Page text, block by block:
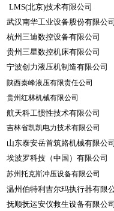
LMS(北京)技术有限公司
武汉南华工业设备股份有限公司
杭州三迪数控设备有限公司
贵州三星数控机床有限公司
宁波创力液压机制造有限公司
陕西秦峰液压有限责任公司
贵州红林机械有限公司
航天科工惯性技术有限公司
吉林省凯凯电力技术有限公司
山东泰安岳首筑路机械有限公司
埃波罗科技（中国）有限公司
苏州托克斯冲压设备有限公司
温州伯特利吉尔玛执行器有限
抚顺抚运安仪救生设备有限公司